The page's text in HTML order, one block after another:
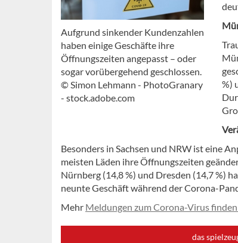
Aufgrund sinkender Kundenzahlen
haben einige Geschäfte ihre
Öffnungszeiten angepasst – oder
sogar vorübergehend geschlossen.
© Simon Lehmann - PhotoGranary
- stock.adobe.com
%)
Besonders in Sachsen und NRW ist eine
meisten Läden ihre Öffnungszeiten
Nürnberg (14,8 %) und Dresden (14,7 %)
neunte Geschäft während der Corona-
Mehr Meldungen zum Corona-Virus
das